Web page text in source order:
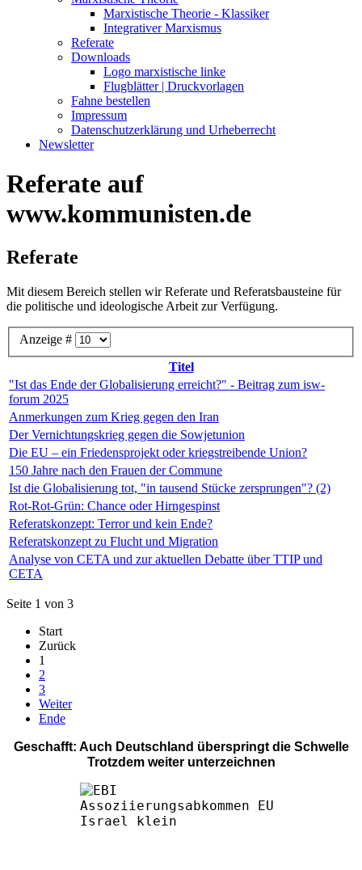
Marxistische Theorie - Klassiker
Integrativer Marxismus
Referate
Downloads
Logo marxistische linke
Flugblätter | Druckvorlagen
Fahne bestellen
Impressum
Datenschutzerklärung und Urheberrecht
Newsletter
Referate auf
www.kommunisten.de
Referate
Mit diesem Bereich stellen wir Referate und Referatsbausteine für
die politische und ideologische Arbeit zur Verfügung.
Anzeige #
Titel
"Ist das Ende der Globalisierung erreicht?" - Beitrag zum isw-
forum 2025
Anmerkungen zum Krieg gegen den Iran
Der Vernichtungskrieg gegen die Sowjetunion
Die EU – ein Friedensprojekt oder kriegstreibende Union?
150 Jahre nach den Frauen der Commune
Ist die Globalisierung tot, "in tausend Stücke zersprungen"? (2)
Rot-Rot-Grün: Chance oder Hirngespinst
Referatskonzept: Terror und kein Ende?
Referatskonzept zu Flucht und Migration
Analyse von CETA und zur aktuellen Debatte über TTIP und
CETA
Seite 1 von 3
Start
Zurück
1
2
3
Weiter
Ende
Geschafft: Auch Deutschland überspringt die Schwelle
Trotzdem weiter unterzeichnen